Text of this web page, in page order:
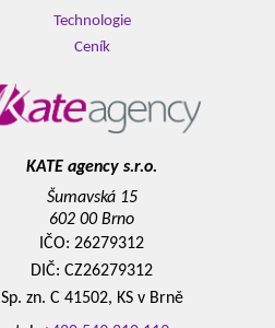
Technologie
Ceník
KATE agency s.r.o.
Šumavská 15
602 00 Brno
IČO: 26279312
DIČ: CZ26279312
Sp. zn. C 41502, KS v Brně